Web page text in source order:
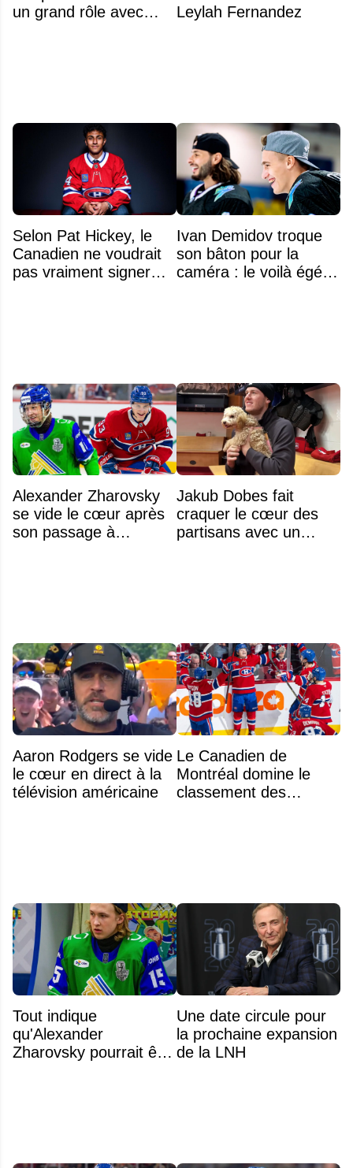
un grand rôle avec
Leylah Fernandez
Selon Pat Hickey, le
Canadien ne voudrait
pas vraiment signer
Ivan Demidov troque
son bâton pour la
caméra : le voilà égérie
Alexander Zharovsky
se vide le cœur après
son passage à
Jakub Dobes fait
craquer le cœur des
partisans avec un
Aaron Rodgers se vide
le cœur en direct à la
télévision américaine
Le Canadien de
Montréal domine le
classement des
Tout indique
qu'Alexander
Zharovsky pourrait être
Une date circule pour
la prochaine expansion
de la LNH